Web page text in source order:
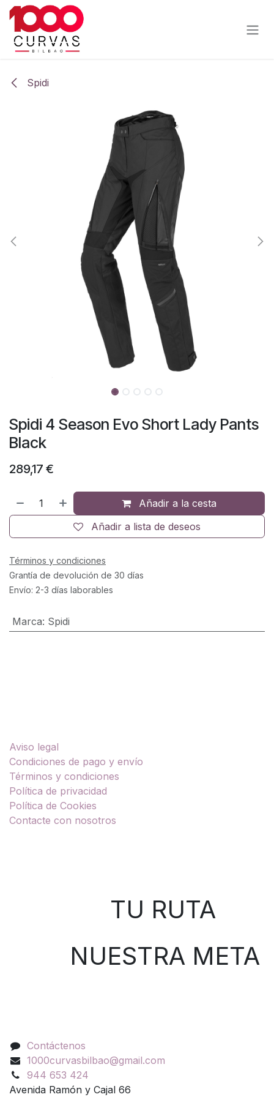
Ir al contenido
Spidi
Spidi 4 Season Evo Short Lady Pants
Black
289,17 €
Añadir a la cesta
Añadir a lista de deseos
Términos y condiciones
Grantía de devolución de 30 días
Envío: 2-3 días laborables
Marca: Spidi
Aviso legal
Condiciones de pago y envío
Términos y condiciones
Política de privacidad
Política de Cookies
Contacte con nosotros
TU RUTA
NUESTRA META
Contáctenos
1000curvasbilbao@gmail.com
944 653 424
Avenida Ramón y Cajal 66